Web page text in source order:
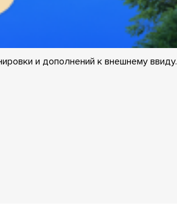
и дополнений к внешнему ввиду.